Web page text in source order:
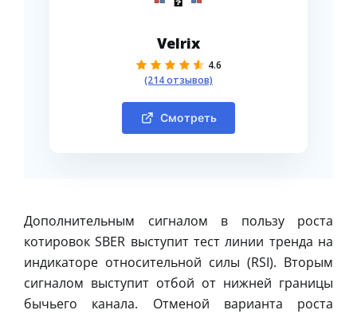
Velrix
4.6
(214 отзывов)
Смотреть
Дополнительным сигналом в пользу роста
котировок SBER выступит тест линии тренда на
индикаторе относительной силы (RSI). Вторым
сигналом выступит отбой от нижней границы
бычьего канала. Отменой варианта роста